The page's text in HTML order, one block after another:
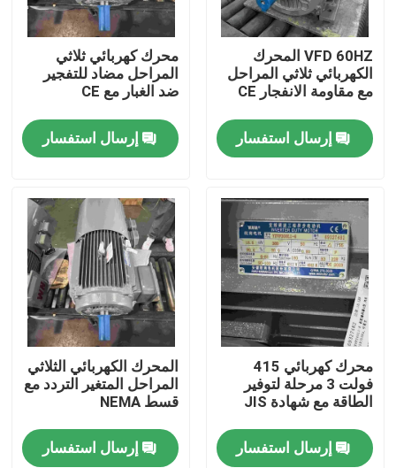
منتجات
أشرطة فيديو
معلومات عنا
رقابة جودة
اتصل بنا
اطلب اقتباس
محرك كهربائي عالي الكفاءة
محركات كهربائية أحادية الطور
VFD 60HZ المحرك
الكهربائي ثلاثي المراحل
مع مقاومة الانفجار CE
إرسال استفسار
محرك كهربائي ثلاثي
المراحل مضاد للتفجير
ضد الغبار مع CE
إرسال استفسار
محرك كهربائي 415
فولت 3 مرحلة لتوفير
الطاقة مع شهادة JIS
إرسال استفسار
المحرك الكهربائي الثلاثي
المراحل المتغير التردد مع
قسط NEMA
إرسال استفسار